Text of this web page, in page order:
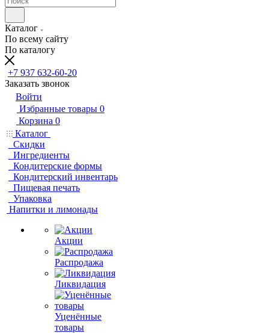
Каталог
По всему сайту
По каталогу
+7 937 632-60-20
Заказать звонок
Войти
Избранные товары 0
Корзина 0
Каталог
Скидки
Ингредиенты
Кондитерские формы
Кондитерский инвентарь
Пищевая печать
Упаковка
Напитки и лимонады
Акции
Распродажа
Ликвидация
Уценённые
товары